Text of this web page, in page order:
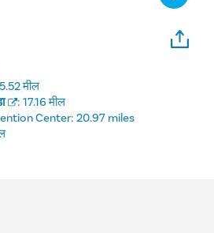
मील
: 17.16 मील
Center: 20.97 miles